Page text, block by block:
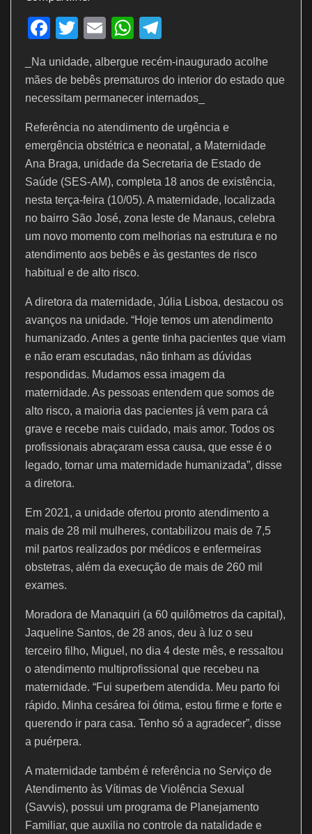
F
a
c
e
b
o
o
k
T
w
itt
er
E
ai
l
W
at
s
p
p
el
e
gr
a
m
_Na unidade, albergue recém-inaugurado acolhe
mães de bebês prematuros do interior do estado que
necessitam permanecer internados_
Referência no atendimento de urgência e
emergência obstétrica e neonatal, a Maternidade
Ana Braga, unidade da Secretaria de Estado de
Saúde (SES-AM), completa 18 anos de existência,
nesta terça-feira (10/05). A maternidade, localizada
no bairro São José, zona leste de Manaus, celebra
um novo momento com melhorias na estrutura e no
atendimento aos bebês e às gestantes de risco
habitual e de alto risco.
A diretora da maternidade, Júlia Lisboa, destacou os
avanços na unidade. “Hoje temos um atendimento
humanizado. Antes a gente tinha pacientes que viam
e não eram escutadas, não tinham as dúvidas
respondidas. Mudamos essa imagem da
maternidade. As pessoas entendem que somos de
alto risco, a maioria das pacientes já vem para cá
grave e recebe mais cuidado, mais amor. Todos os
profissionais abraçaram essa causa, que esse é o
legado, tornar uma maternidade humanizada”, disse
a diretora.
Em 2021, a unidade ofertou pronto atendimento a
mais de 28 mil mulheres, contabilizou mais de 7,5
mil partos realizados por médicos e enfermeiras
obstetras, além da execução de mais de 260 mil
exames.
Moradora de Manaquiri (a 60 quilômetros da capital),
Jaqueline Santos, de 28 anos, deu à luz o seu
terceiro filho, Miguel, no dia 4 deste mês, e ressaltou
o atendimento multiprofissional que recebeu na
maternidade. “Fui superbem atendida. Meu parto foi
rápido. Minha cesárea foi ótima, estou firme e forte e
querendo ir para casa. Tenho só a agradecer”, disse
a puérpera.
A maternidade também é referência no Serviço de
Atendimento às Vítimas de Violência Sexual
(Savvis), possui um programa de Planejamento
Familiar, que auxilia no controle da natalidade e